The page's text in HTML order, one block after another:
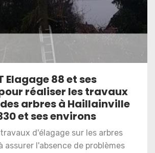
Elagage 88 et ses
réaliser les travaux
arbres à Haillainville
et ses environs
d'élagage sur les arbres
assurer l'absence de problèmes